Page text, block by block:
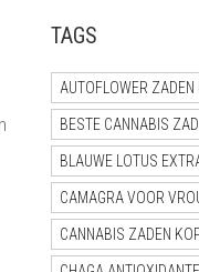
TAGS
AUTOFLOWER ZADEN
BESTE CANNABIS
BLAUWE LOTUS
CAMAGRA VOOR
CANNABIS ZADEN